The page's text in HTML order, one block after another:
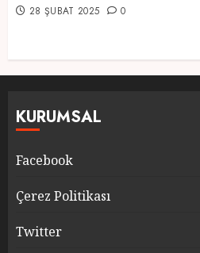
28 ŞUBAT 2025 0
KURUMSAL
Facebook
Çerez Politikası
Twitter